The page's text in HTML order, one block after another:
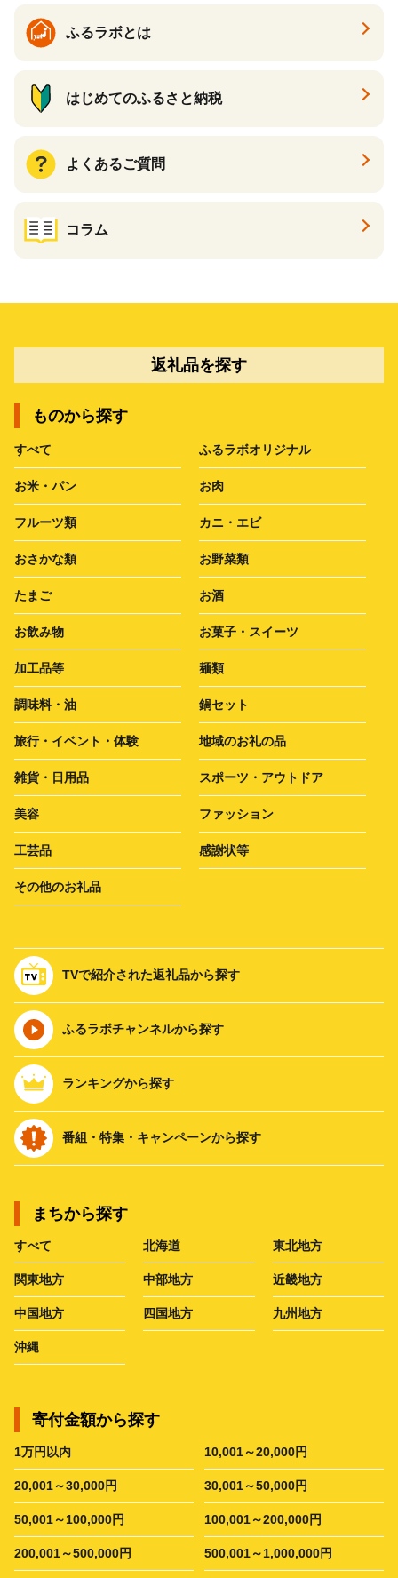
ふるラボとは
はじめてのふるさと納税
よくあるご質問
コラム
返礼品を探す
ものから探す
すべて ふるラボオリジナル
お米・パン お肉
フルーツ類 カニ・エビ
おさかな類 お野菜類
たまご お酒
お飲み物 お菓子・スイーツ
加工品等 麺類
調味料・油 鍋セット
旅行・イベント・体験 地域のお礼の品
雑貨・日用品 スポーツ・アウトドア
美容 ファッション
工芸品 感謝状等
その他のお礼品
TVで紹介された返礼品から探す
ふるラボチャンネルから探す
ランキングから探す
番組・特集・キャンペーンから探す
まちから探す
すべて 北海道 東北地方
関東地方 中部地方 近畿地方
中国地方 四国地方 九州地方
沖縄
寄付金額から探す
1万円以内 10,001～20,000円
20,001～30,000円 30,001～50,000円
50,001～100,000円 100,001～200,000円
200,001～500,000円 500,001～1,000,000円